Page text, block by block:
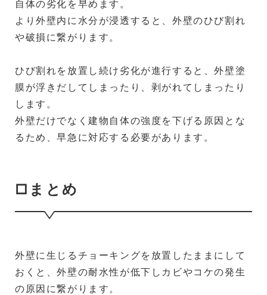
自体の劣化を早めます。
より外壁内に水分が浸透すると、外壁のひび割れ
や破損に繋がります。
ひび割れを放置し続け劣化が進行すると、外壁塗
膜が浮きだしてしまったり、剥がれてしまったり
します。
外壁だけでなく建物自体の強度を下げる原因とな
るため、早急に対応する必要があります。
□まとめ
外壁に生じるチョーキングを放置したままにして
おくと、外壁の耐水性が低下しカビやコケの発生
の原因に繋がります。